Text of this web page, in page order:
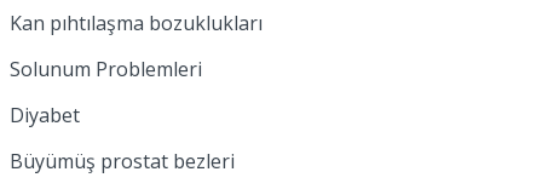
Kan pıhtılaşma bozuklukları
Solunum Problemleri
Diyabet
Büyümüş prostat bezleri